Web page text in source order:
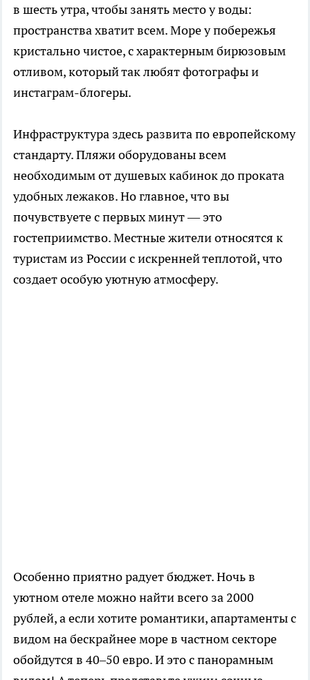
в шесть утра, чтобы занять место у воды:
пространства хватит всем. Море у побережья
кристально чистое, с характерным бирюзовым
отливом, который так любят фотографы и
инстаграм-блогеры.
Инфраструктура здесь развита по европейскому
стандарту. Пляжи оборудованы всем
необходимым от душевых кабинок до проката
удобных лежаков. Но главное, что вы
почувствуете с первых минут — это
гостеприимство. Местные жители относятся к
туристам из России с искренней теплотой, что
создает особую уютную атмосферу.
Особенно приятно радует бюджет. Ночь в
уютном отеле можно найти всего за 2000
рублей, а если хотите романтики, апартаменты с
видом на бескрайнее море в частном секторе
обойдутся в 40–50 евро. И это с панорамным